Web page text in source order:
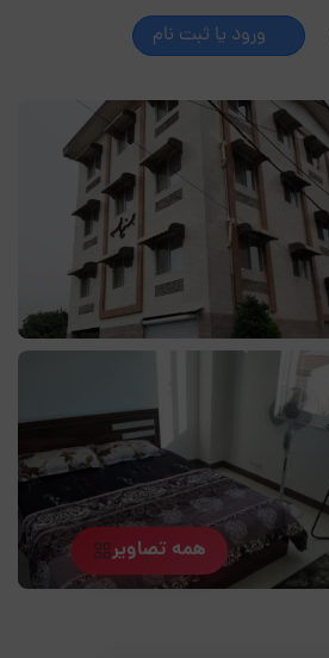
ورود یا ثبت نام
همه تصاویر